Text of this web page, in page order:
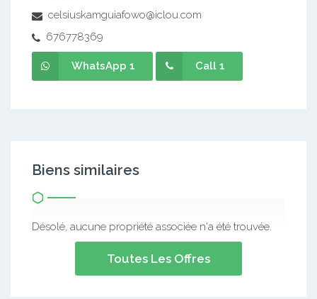
celsiuskamguiafowo@iclou.com
676778369
WhatsApp 1 Call 1
Biens similaires
Désolé, aucune propriété associée n'a été trouvée.
Toutes Les Offres